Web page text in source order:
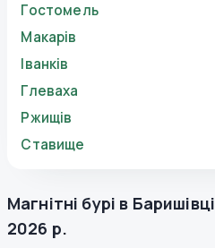
Гостомель
Макарів
Іванків
Глеваха
Ржищів
Ставище
Магнітні бурі в Баришівці
2026 р.